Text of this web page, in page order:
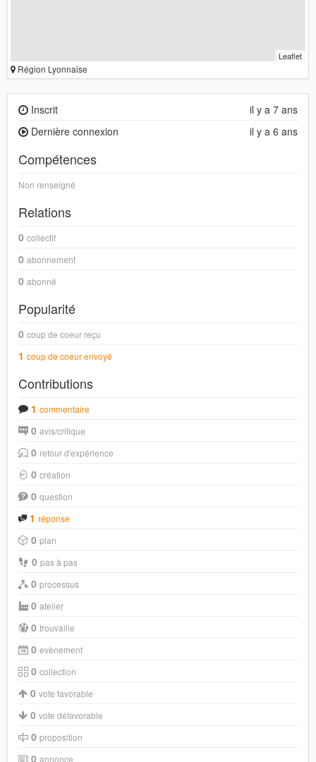
Leaflet
Région Lyonnaise
il y a 7 ans
Inscrit
il y a 6 ans
Dernière connexion
Compétences
Non renseigné
Relations
0 collectif
0 abonnement
0 abonné
Popularité
0 coup de coeur reçu
1 coup de coeur envoyé
Contributions
1 commentaire
0 avis/critique
0 retour d'expérience
0 création
0 question
1 réponse
0 plan
0 pas à pas
0 processus
0 atelier
0 trouvaille
0 evènement
0 collection
0 vote favorable
0 vote défavorable
0 proposition
0 annonce